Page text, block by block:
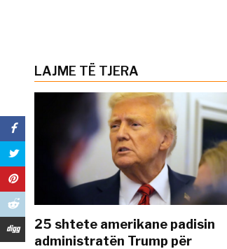
LAJME TË TJERA
25 shtete amerikane padisin
administratën Trump për